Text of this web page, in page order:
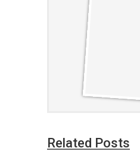
Related Posts